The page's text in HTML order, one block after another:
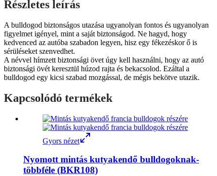
Részletes leírás
A bulldogod biztonságos utazása ugyanolyan fontos és ugyanolyan
figyelmet igényel, mint a saját biztonságod. Ne hagyd, hogy
kedvenced az autóba szabadon legyen, hisz egy fékezéskor ő is
sérüléseket szenvedhet.
A névvel hímzett biztonsági övet úgy kell használni, hogy az autó
biztonsági övét keresztül húzod rajta és bekacsolod. Ezáltal a
bulldogod egy kicsi szabad mozgással, de mégis bekötve utazik.
Kapcsolódó termékek
Gyors nézet
Nyomott mintás kutyakendő bulldogoknak-
többféle (BKR108)